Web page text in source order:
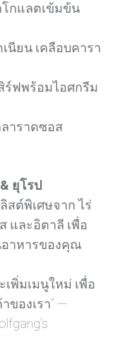
โกแลตเข้มข้น
เนียน เคลือบคารา
ร์ฟพร้อมไอศกรีม
ลาราดซอส
ยุโรป
ลิสต์พิเศษจาก ไร่
และอิตาลี เพื่อ
อาหารของคุณ
เพิ่มเมนูใหม่ เพื่อ
องเรา” —